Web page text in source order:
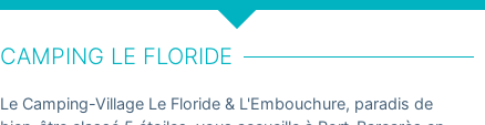
CAMPING LE FLORIDE
Le Camping-Village Le Floride & L'Embouchure, paradis de